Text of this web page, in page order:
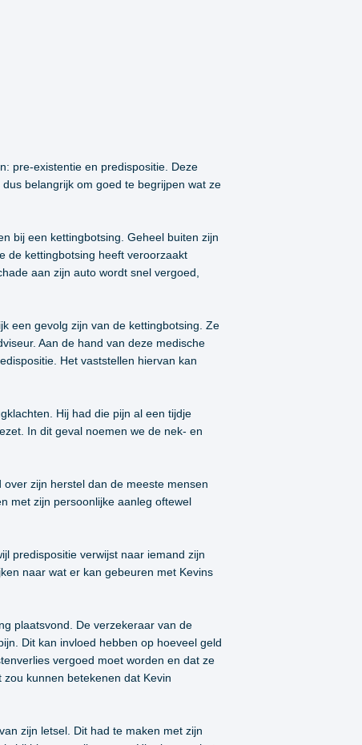
pre-existentie en predispositie. Deze
belangrijk om goed te begrijpen wat ze
bij een kettingbotsing. Geheel buiten zijn
de kettingbotsing heeft veroorzaakt
aan zijn auto wordt snel vergoed,
een gevolg zijn van de kettingbotsing. Ze
Aan de hand van deze medische
Het vaststellen hiervan kan
Hij had die pijn al een tijdje
In dit geval noemen we de nek- en
zijn herstel dan de meeste mensen
met zijn persoonlijke aanleg oftewel
predispositie verwijst naar iemand zijn
naar wat er kan gebeuren met Kevins
plaatsvond. De verzekeraar van de
Dit kan invloed hebben op hoeveel geld
vergoed moet worden en dat ze
kunnen betekenen dat Kevin
zijn letsel. Dit had te maken met zijn